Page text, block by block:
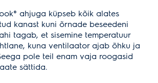
ahjuga küpseb kõik alates
kanast kuni õrnade beseedeni
tagab, et sisemine temperatuur
kuna ventilaator ajab õhku ja
pole teil enam vaja roogasid
sättida.